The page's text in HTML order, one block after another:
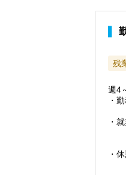
残
週4
・
一
・
・